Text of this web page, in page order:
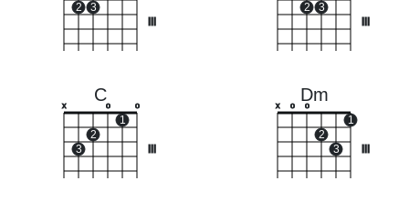
2 3 2 3
C
x
3
2
o
1
o
Dm
x o o
2
3
1